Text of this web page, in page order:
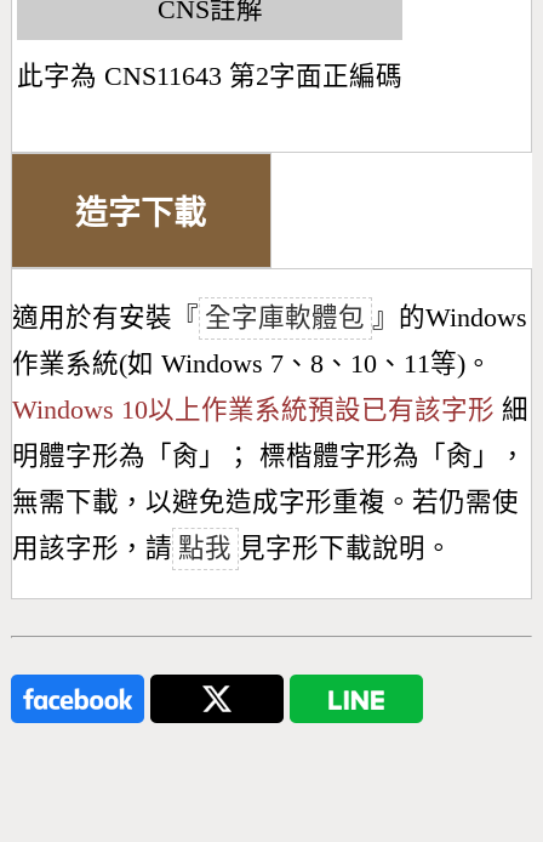
CNS註解
此字為 CNS11643 第2字面正編碼
造字下載
適用於有安裝『 全字庫軟體包 』的Windows
作業系統(如 Windows 7、8、10、11等)。
Windows 10以上作業系統預設已有該字形 細
明體字形為「 肏 」； 標楷體字形為「 肏 」，
無需下載，以避免造成字形重複。若仍需使
用該字形，請 點我 見字形下載說明。